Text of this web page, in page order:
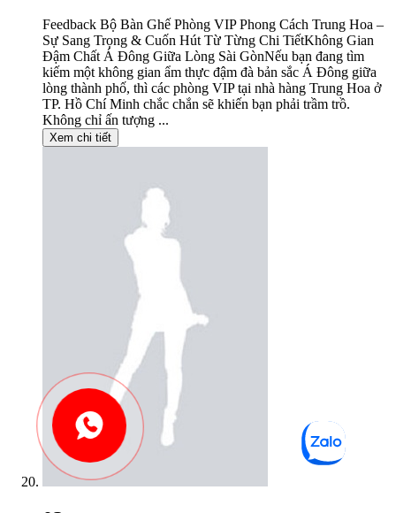
Feedback Bộ Bàn Ghế Phòng VIP Phong Cách Trung Hoa –
Sự Sang Trọng & Cuốn Hút Từ Từng Chi TiếtKhông Gian
Đậm Chất Á Đông Giữa Lòng Sài GònNếu bạn đang tìm
kiếm một không gian ẩm thực đậm đà bản sắc Á Đông giữa
lòng thành phố, thì các phòng VIP tại nhà hàng Trung Hoa ở
TP. Hồ Chí Minh chắc chắn sẽ khiến bạn phải trầm trồ.
Không chỉ ấn tượng ...
Xem chi tiết